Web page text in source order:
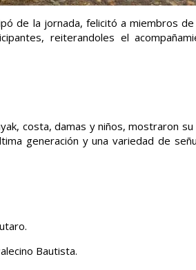
de la jornada, felicitó a miembros
reiterandoles el
costa, damas y niños, mostraron
generación y una variedad de
Bautista.